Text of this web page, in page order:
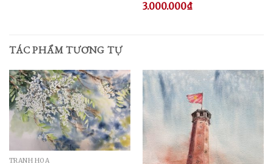
3.000.000₫
TÁC PHẨM TƯƠNG TỰ
TRANH HOA